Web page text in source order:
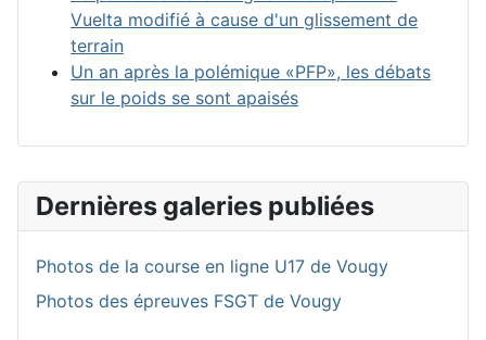
Dernières galeries publiées
Photos de la course en ligne U17 de Vougy
Photos des épreuves FSGT de Vougy
Vuelta modifié à cause d'un glissement de
terrain
Un an après la polémique «PFP», les débats
sur le poids se sont apaisés